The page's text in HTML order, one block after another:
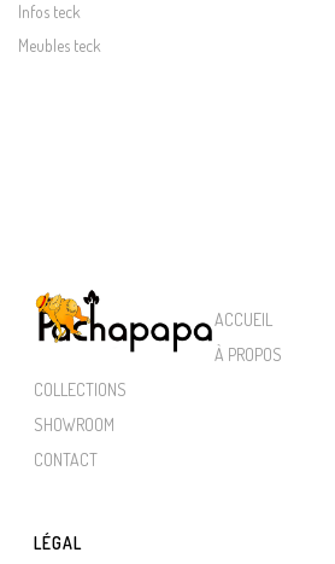
Infos teck
Meubles teck
ACCUEIL
À PROPOS
COLLECTIONS
SHOWROOM
CONTACT
LÉGAL